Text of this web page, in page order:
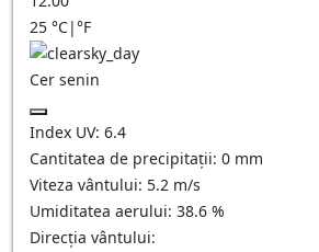
25 °C|°F
Cer senin
Index UV: 6.4
Cantitatea de precipitații: 0 mm
Viteza vântului: 5.2 m/s
Umiditatea aerului: 38.6 %
Direcția vântului: